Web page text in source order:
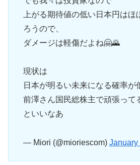
上がる期待値の低い日本円は
ろうので、
ダメージは軽傷だよね🤗🌄
現状は
日本が明るい未来になる確率が
前澤さん国民総株主で頑張って
といいなあ
— Miori (@mioriescom) January